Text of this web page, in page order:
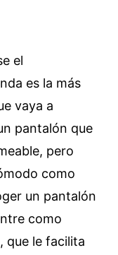
el
es la más
vaya a
pantalón que
pero
como
un pantalón
como
que le facilita